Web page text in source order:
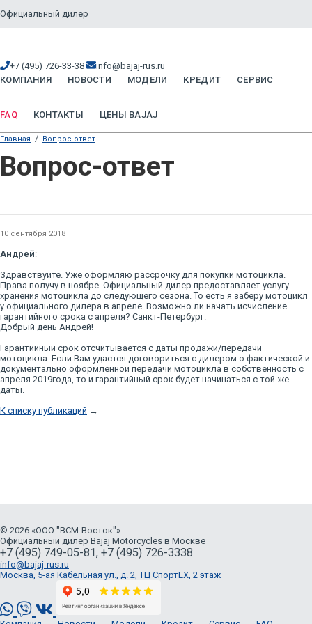
Официальный дилер
+7 (495) 726-33-38
info@bajaj-rus.ru
КОМПАНИЯ
НОВОСТИ МОДЕЛИ КРЕДИТ СЕРВИС
FAQ КОНТАКТЫ ЦЕНЫ BAJAJ
Главная / Вопрос-ответ
Вопрос-ответ
10 сентября 2018
Андрей:
Здравствуйте. Уже оформляю рассрочку для покупки мотоцикла.
Права получу в ноябре. Официальный дилер предоставляет услугу
хранения мотоцикла до следующего сезона. То есть я заберу мотоцикл
у официального дилера в апреле. Возможно ли начать исчисление
гарантийного срока с апреля? Санкт-Петербург.
Добрый день Андрей!
Гарантийный срок отсчитывается с даты продажи/передачи
мотоцикла. Если Вам удастся договориться с дилером о фактической и
документально оформленной передачи мотоцикла в собственность с
апреля 2019года, то и гарантийный срок будет начинаться с той же
даты.
К списку публикаций →
© 2026 «ООО "ВСМ-Восток"»
Официальный дилер Bajaj Motorcycles в Москве
+7 (495) 749-05-81, +7 (495) 726-3338
info@bajaj-rus.ru
Москва, 5-ая Кабельная ул., д. 2, ТЦ СпортЕХ, 2 этаж